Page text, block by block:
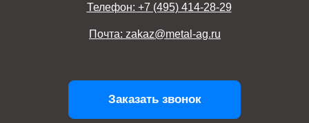
Телефон: +7 (495) 414-28-29
Почта: zakaz@metal-ag.ru
Заказать звонок